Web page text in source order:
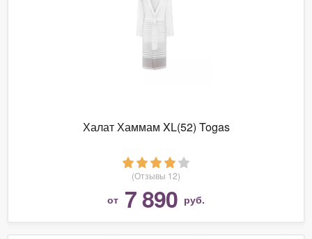
Халат Хаммам XL(52) Togas
(Отзывы 12)
от 7 890 руб.